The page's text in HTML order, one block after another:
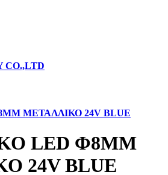
CO.,LTD
ΜΕΤΑΛΛΙΚΟ 24V BLUE
LED Φ8ΜΜ
24V BLUE